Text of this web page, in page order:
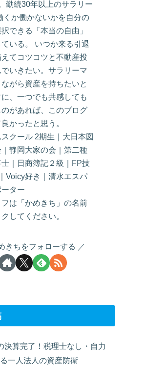
勤続30年以上のサラリー
くか働かないかを自分の
できる「本当の自由」
いる。 いつか来る引退
てコツコツと不動産投
いきたい。サラリーマ
がら資産を持ちたいと
、一つでも共感しても
のがあれば、このブログ
かったと思う。
クール 2期生｜大日本図
静岡大家の会｜第二種
｜日商簿記２級｜FP技
Voicy好き｜清水エスパ
ター
は「かめきち」の名前
してください。
きちをフォローする
決算完了！税理士なし・自力
一人法人の資産防衛